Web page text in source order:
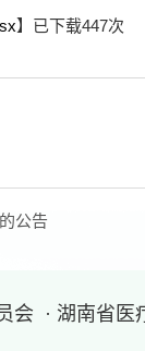
】已下载447次
公告
会 · 湖南省医